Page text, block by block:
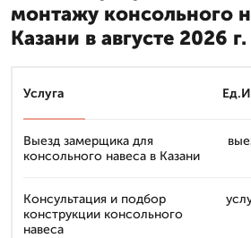
монтажу консольного
Казани в августе 2026 г.
Услуга
Выезд замерщика для
консольного навеса в Казани
Консультация и подбор
конструкции консольного
навеса